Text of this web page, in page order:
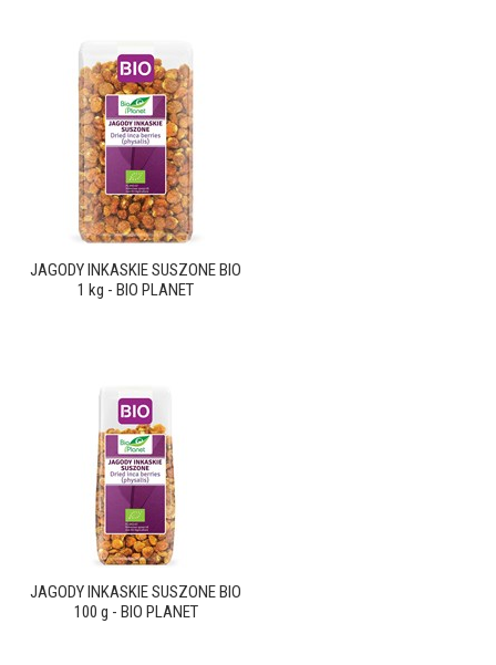
JAGODY INKASKIE SUSZONE BIO
1 kg - BIO PLANET
JAGODY INKASKIE SUSZONE BIO
100 g - BIO PLANET